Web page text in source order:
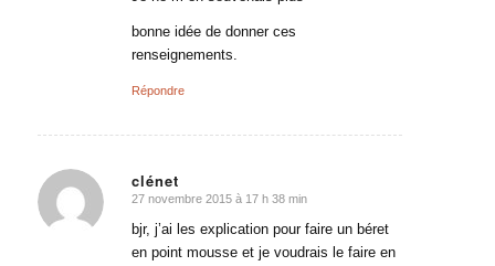
bonne idée de donner ces
renseignements.
Répondre
clénet
dit
:
27 novembre 2015 à 17 h 38 min
bjr, j’ai les explication pour faire un béret
en point mousse et je voudrais le faire en